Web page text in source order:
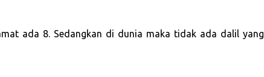
ada 8. Sedangkan di dunia maka tidak ada dalil yang